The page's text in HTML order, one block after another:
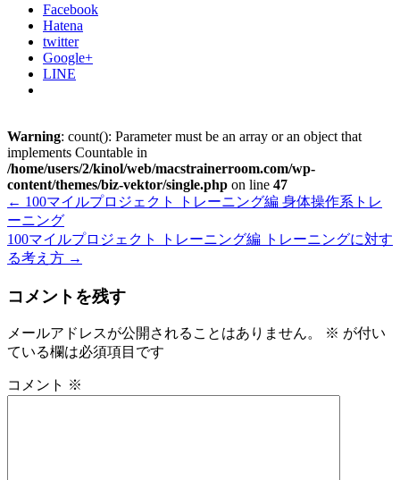
Facebook
Hatena
twitter
Google+
LINE
Warning: count(): Parameter must be an array or an object that
implements Countable in
/home/users/2/kinol/web/macstrainerroom.com/wp-
content/themes/biz-vektor/single.php on line 47
← 100マイルプロジェクト トレーニング編 身体操作系トレ
ーニング
100マイルプロジェクト トレーニング編 トレーニングに対す
る考え方 →
コメントを残す
メールアドレスが公開されることはありません。 ※ が付い
ている欄は必須項目です
コメント ※